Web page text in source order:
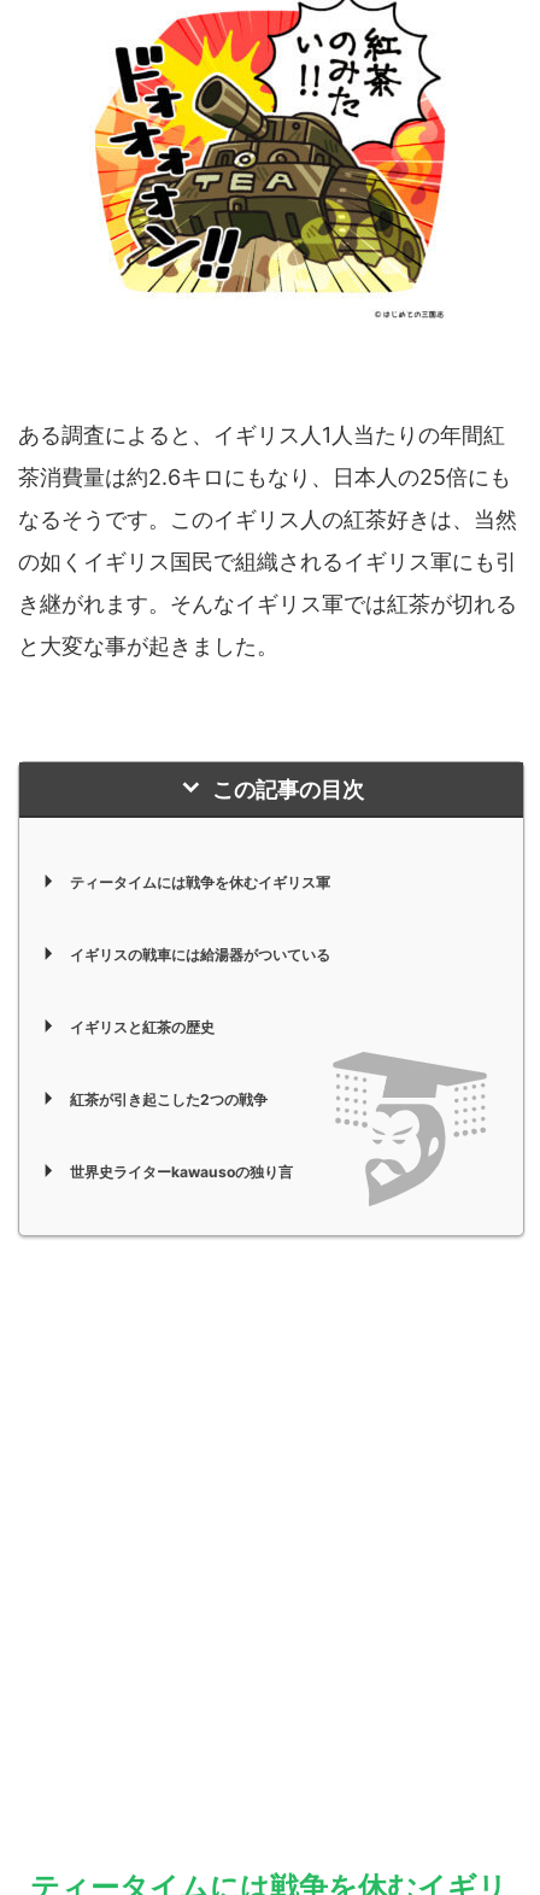
ある調査によると、イギリス人1人当たりの年間紅
茶消費量は約2.6キロにもなり、日本人の25倍にも
なるそうです。このイギリス人の紅茶好きは、当然
の如くイギリス国民で組織されるイギリス軍にも引
き継がれます。そんなイギリス軍では紅茶が切れる
と大変な事が起きました。
この記事の目次
ティータイムには戦争を休むイギリス軍
イギリスの戦車には給湯器がついている
イギリスと紅茶の歴史
紅茶が引き起こした2つの戦争
世界史ライターkawausoの独り言
ティータイムには戦争を休むイギリ